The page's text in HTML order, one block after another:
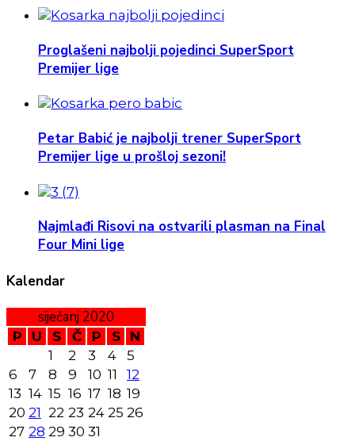
Proglašeni najbolji pojedinci SuperSport
Premijer lige
Petar Babić je najbolji trener SuperSport
Premijer lige u prošloj sezoni!
Najmlađi Risovi na ostvarili plasman na Final
Four Mini lige
Kalendar
siječanj 2020
P U S Č P S
N
1
2 3 4
5
6
7 8 9 10 11
12
13 14 15 16 17 18 19
20 21 22 23 24 25 26
27 28 29 30 31